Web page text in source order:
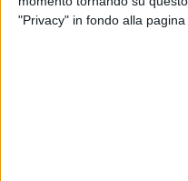
"Privacy" in fondo alla pagina